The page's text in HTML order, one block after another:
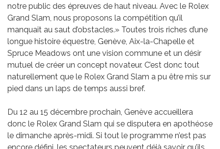
notre public des épreuves de haut niveau. Avec le Rolex
Grand Slam, nous proposons la compétition qu’il
manquait au saut d’obstacles.» Toutes trois riches d’une
longue histoire équestre, Genève, Aix-la-Chapelle et
Spruce Meadows ont une vision commune et un désir
mutuel de créer un concept novateur. C’est donc tout
naturellement que le Rolex Grand Slam a pu être mis sur
pied dans un laps de temps aussi bref.
Du 12 au 15 décembre prochain, Genève accueillera
donc le Rolex Grand Slam qui se disputera en apothéose
le dimanche après-midi. Si tout le programme n’est pas